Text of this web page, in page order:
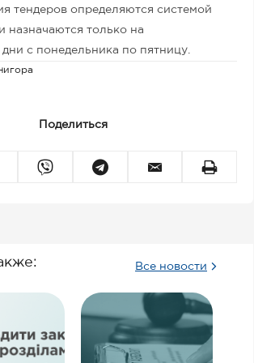
тендеров определяются системой
назначаются только на
с понедельника по пятницу.
Поделиться
Все новости